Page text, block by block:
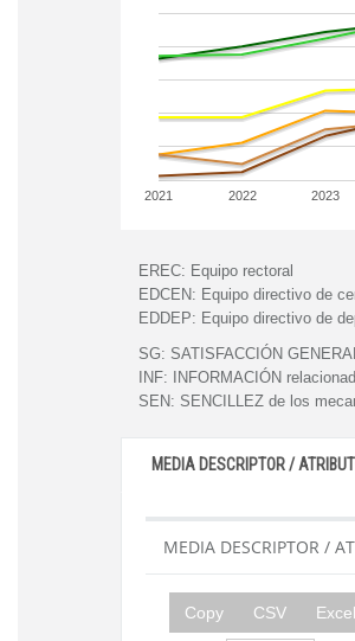
2021 2022 2023
EREC: Equipo rectoral
EDCEN: Equipo directivo de
EDDEP: Equipo directivo de
SG: SATISFACCIÓN
INF:
INFORMACIÓN
SEN: SENCILLEZ de los
MEDIA DESCRIPTOR /
MEDIA DESCRIPTOR /
Copy CSV Excel